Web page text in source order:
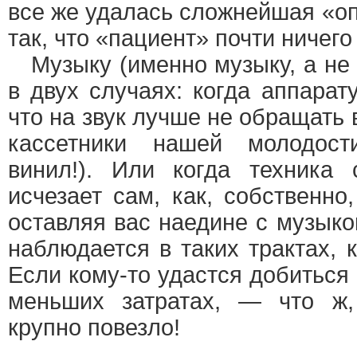
все же удалась сложнейшая
так, что «пациент» почти
Музыку (именно музыку, а не
в двух случаях: когда
что на звук лучше не
кассетники нашей
винил!). Или когда техника
исчезает сам, как,
оставляя вас наедине с
наблюдается в таких
Если кому-то удастся
меньших затратах, — что
крупно повезло!